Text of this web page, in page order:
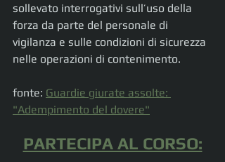
sollevato interrogativi sull’uso della
forza da parte del personale di
vigilanza e sulle condizioni di sicurezza
nelle operazioni di contenimento.
fonte: Guardie giurate assolte:
"Adempimento del dovere"
PARTECIPA AL CORSO: